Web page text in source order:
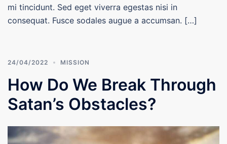
mi tincidunt. Sed eget viverra egestas nisi in
consequat. Fusce sodales augue a accumsan. […]
24/04/2022 MISSION
How Do We Break Through
Satan’s Obstacles?